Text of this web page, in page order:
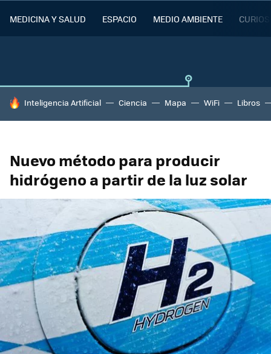
MEDICINA Y SALUD ESPACIO MEDIO AMBIENTE
HOY SE HABLA DE
Inteligencia Artificial Ciencia Mapa WiFi Libros
Nuevo método para producir
hidrógeno a partir de la luz solar